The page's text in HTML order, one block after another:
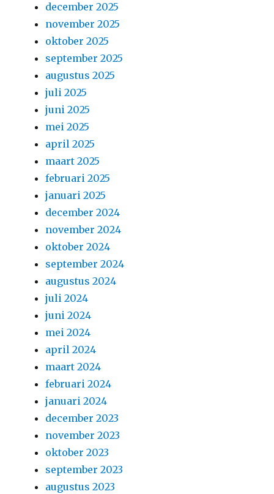
december 2025
november 2025
oktober 2025
september 2025
augustus 2025
juli 2025
juni 2025
mei 2025
april 2025
maart 2025
februari 2025
januari 2025
december 2024
november 2024
oktober 2024
september 2024
augustus 2024
juli 2024
juni 2024
mei 2024
april 2024
maart 2024
februari 2024
januari 2024
december 2023
november 2023
oktober 2023
september 2023
augustus 2023